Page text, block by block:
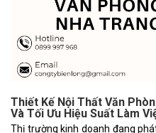
Thiết Kế Nội Thất Văn
Và Tối Ưu Hiệu Suất Làm
Thị trường kinh doanh đang